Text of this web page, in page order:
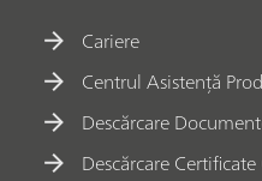
Cariere
Centrul Asistență
Descărcare
Descărcare